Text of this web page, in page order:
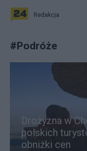
Redakcja
#Podróże
Drożyzna w
polskich
obniżki cen